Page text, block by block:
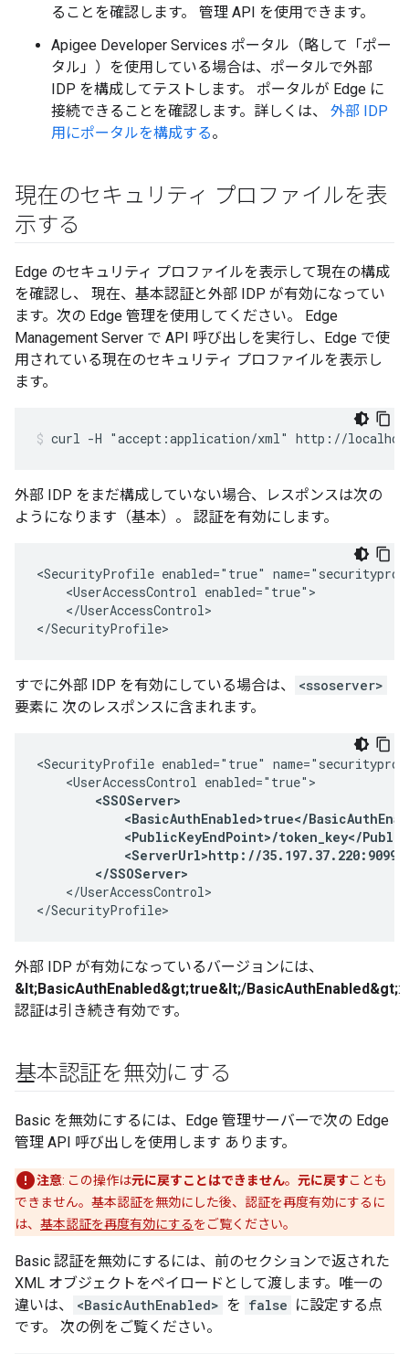
ることを確認します。 管理 API を使用できます。
Apigee Developer Services ポータル（略して「ポー
タル」 ）を使用している場合は、ポータルで外部
IDP を構成してテストします。 ポータルが Edge に
接続できることを確認します。詳しくは、 外部 IDP
用にポータルを構成する。
現在のセキュリティ プロファイルを表
示する
Edge のセキュリティ プロファイルを表示して現在の構成
を確認し、 現在、基本認証と外部 IDP が有効になってい
ます。次の Edge 管理を使用してください。 Edge
Management Server で API 呼び出しを実行し、Edge で使
用されている現在のセキュリティ プロファイルを表示し
ます。
curl -H "accept:application/xml" http://
外部 IDP をまだ構成していない場合、レスポンスは次の
ようになります（基本）。 認証を有効にします。
<SecurityProfile enabled="true"
    <UserAccessControl enabled="true">
    </UserAccessControl>
</SecurityProfile>
すでに外部 IDP を有効にしている場合は、
<ssoserver>
要素に 次のレスポンスに含まれます。
<SecurityProfile enabled="true"
    <UserAccessControl enabled="true">
<SSOServer>
<BasicAuthEnabled>true</
<PublicKeyEndPoint>/token_key</
<ServerUrl>http://
        </SSOServer>
    </UserAccessControl>
</SecurityProfile>
外部 IDP が有効になっているバージョンには、
&lt;BasicAuthEnabled&gt;true&lt;/BasicAuthEnabled&gt;:
認証は引き続き有効です。
基本認証を無効にする
Basic を無効にするには、Edge 管理サーバーで次の Edge
管理 API 呼び出しを使用します あります。
注意: この操作は元に戻すことはできません。 元に戻すことも
できません。基本認証を無効にした後、認証を再度有効にするに
は、 基本認証を再度有効にするをご覧ください。
Basic 認証を無効にするには、前のセクションで返された
XML オブジェクトをペイロードとして渡します。唯一の
違いは、
<BasicAuthEnabled> を false に設定する点
です。 次の例をご覧ください。